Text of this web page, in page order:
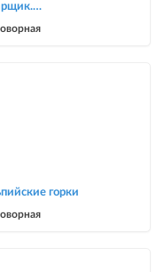
работы в Биш
горки